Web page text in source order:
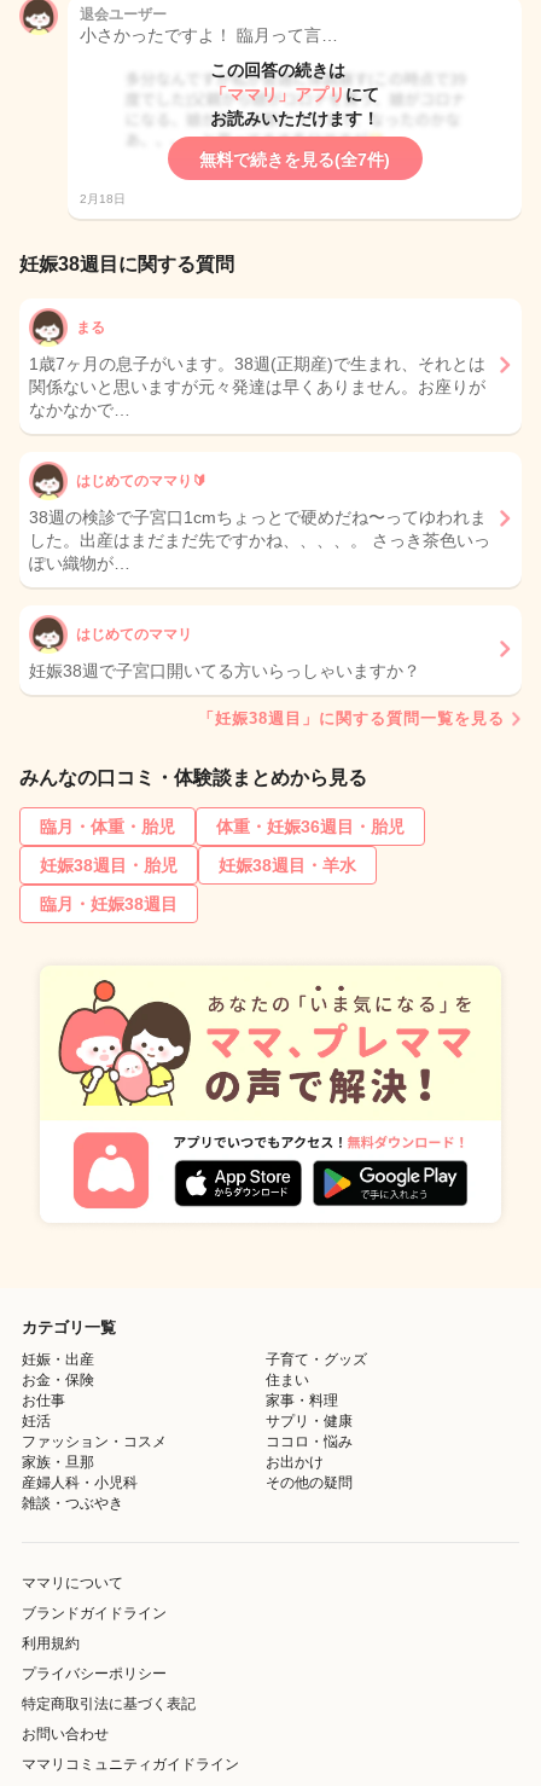
退会ユーザー
小さかったですよ！ 臨月って言…
この回答の続きは
「ママリ」アプリ にて
お読みいただけます！
無料で続きを見る(全7件)
2月18日
妊娠38週目に関する質問
まる
1歳7ヶ月の息子がいます。38週(正期産)で生まれ、それとは
関係ないと思いますが元々発達は早くありません。お座りが
なかなかで…
はじめてのママり🔰
38週の検診で子宮口1cmちょっとで硬めだね〜ってゆわれま
した。出産はまだまだ先ですかね、、、、。 さっき茶色いっ
ぽい織物が…
はじめてのママリ
妊娠38週で子宮口開いてる方いらっしゃいますか？
「妊娠38週目」に関する質問一覧を見る
みんなの口コミ・体験談まとめから見る
臨月・体重・胎児
体重・妊娠36週目・胎児
妊娠38週目・胎児
妊娠38週目・羊水
臨月・妊娠38週目
カテゴリ一覧
妊娠・出産
子育て・グッズ
お金・保険
住まい
お仕事
家事・料理
妊活
サプリ・健康
ファッション・コスメ
ココロ・悩み
家族・旦那
お出かけ
産婦人科・小児科
その他の疑問
雑談・つぶやき
ママリについて
ブランドガイドライン
利用規約
プライバシーポリシー
特定商取引法に基づく表記
お問い合わせ
ママリコミュニティガイドライン